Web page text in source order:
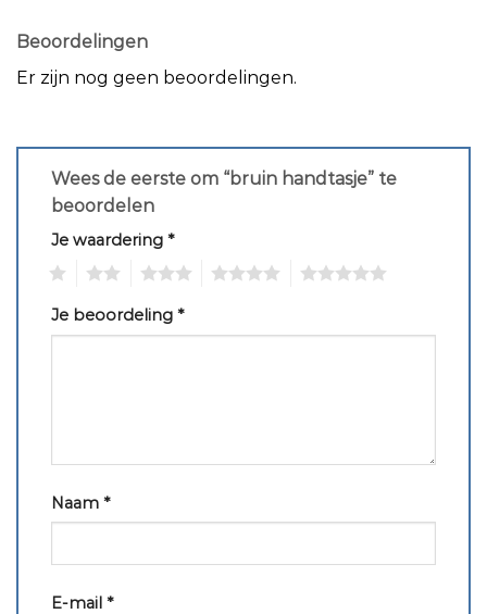
Beoordelingen
Er zijn nog geen beoordelingen.
Wees de eerste om “bruin handtasje” te
beoordelen
Je waardering *
Je beoordeling *
Naam *
E-mail *